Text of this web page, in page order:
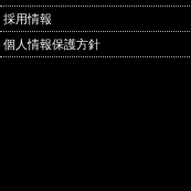
採用情報
個人情報保護方針